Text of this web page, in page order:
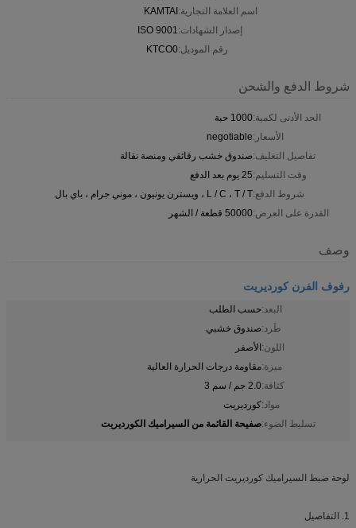
اسم العلامة التجارية:KAMTAI
إصدار الشهادات:ISO 9001
رقم الموديل:KTCO0
شروط الدفع والشحن
الحد الأدنى لكمية:1000 حبة
الأسعار:negotiable
تفاصيل التغليف:صندوق خشب رقائقي ومنصة نقالة
وقت التسليم:25 يوم بعد الدفع
شروط الدفع:L / C ، T / T ، ويسترن يونيون ، موني جرام ، باي بال
القدرة على العرض:50000 قطعة / الشهر
وصف
رفوف الفرن كورديريت
البعد:حسب الطلب
طَرد:صندوق خشبي
اللون:الأصفر
ميزة:مقاومة درجات الحرارة العالية
كثافة:2.0 جم / سم 3
مواد:كورديريت
تسليط الضوء:صفيحة القائمة من السيراميك الكورديريت
لوحة ضبط السيراميك كورديريت الحرارية
1. التفاصيل